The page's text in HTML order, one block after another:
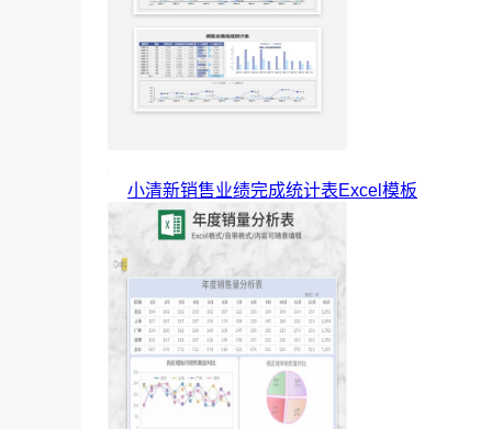
小清新销售业绩完成统计表Excel模板